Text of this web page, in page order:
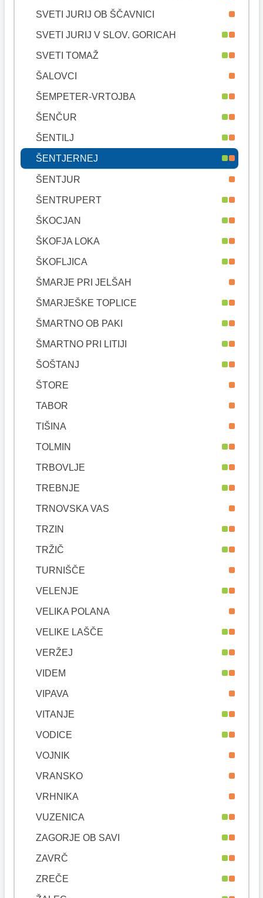
SVETI JURIJ OB ŠČAVNICI
SVETI JURIJ V SLOV. GORICAH
SVETI TOMAŽ
ŠALOVCI
ŠEMPETER-VRTOJBA
ŠENČUR
ŠENTILJ
ŠENTJERNEJ
ŠENTJUR
ŠENTRUPERT
ŠKOCJAN
ŠKOFJA LOKA
ŠKOFLJICA
ŠMARJE PRI JELŠAH
ŠMARJEŠKE TOPLICE
ŠMARTNO OB PAKI
ŠMARTNO PRI LITIJI
ŠOŠTANJ
ŠTORE
TABOR
TIŠINA
TOLMIN
TRBOVLJE
TREBNJE
TRNOVSKA VAS
TRZIN
TRŽIČ
TURNIŠČE
VELENJE
VELIKA POLANA
VELIKE LAŠČE
VERŽEJ
VIDEM
VIPAVA
VITANJE
VODICE
VOJNIK
VRANSKO
VRHNIKA
VUZENICA
ZAGORJE OB SAVI
ZAVRČ
ZREČE